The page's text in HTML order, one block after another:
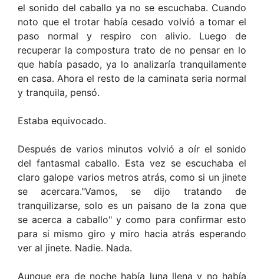
el sonido del caballo ya no se escuchaba. Cuando
noto que el trotar había cesado volvió a tomar el
paso normal y respiro con alivio. Luego de
recuperar la compostura trato de no pensar en lo
que había pasado, ya lo analizaría tranquilamente
en casa. Ahora el resto de la caminata seria normal
y tranquila, pensó.
Estaba equivocado.
Después de varios minutos volvió a oír el sonido
del fantasmal caballo. Esta vez se escuchaba el
claro galope varios metros atrás, como si un jinete
se acercara."Vamos, se dijo tratando de
tranquilizarse, solo es un paisano de la zona que
se acerca a caballo" y como para confirmar esto
para si mismo giro y miro hacia atrás esperando
ver al jinete. Nadie. Nada.
Aunque era de noche había luna llena y no había